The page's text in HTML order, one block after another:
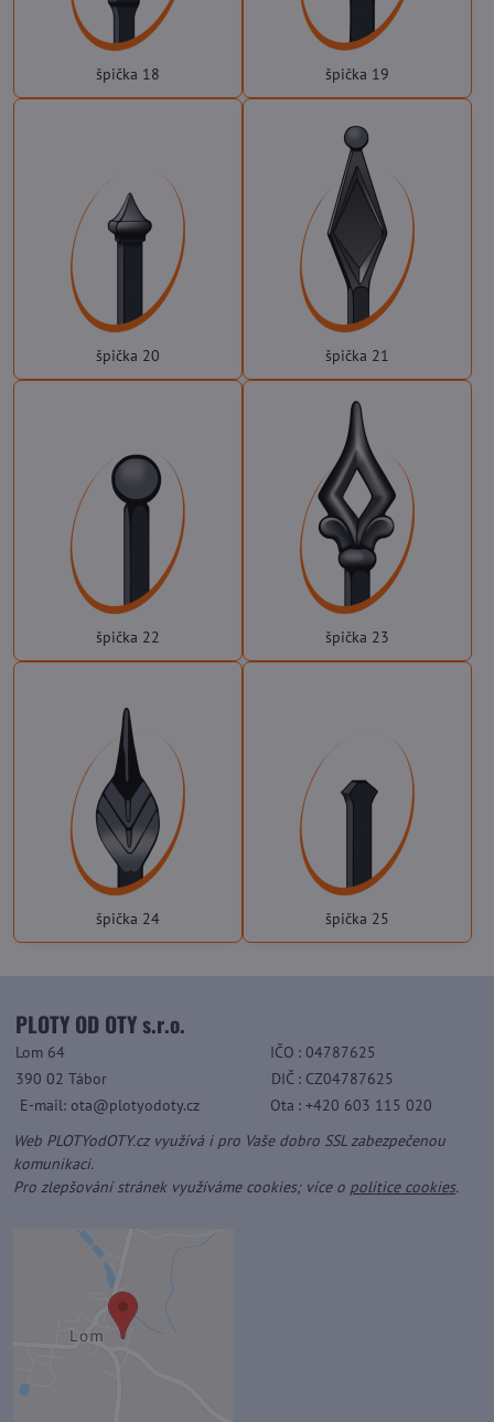
špička 18 špička 19
špička 20 špička 21
špička 22 špička 23
špička 24 špička 25
PLOTY OD OTY s.r.o.
Lom 64 IČO : 04787625
390 02 Tábor
DIČ : CZ04787625
E-mail: ota@plotyodoty.cz
Ota : +420 603 115 020
Web PLOTYodOTY.cz využívá i pro Vaše dobro SSL zabezpečenou
komunikaci.
Pro zlepšování stránek využíváme cookies; více o politice cookies.